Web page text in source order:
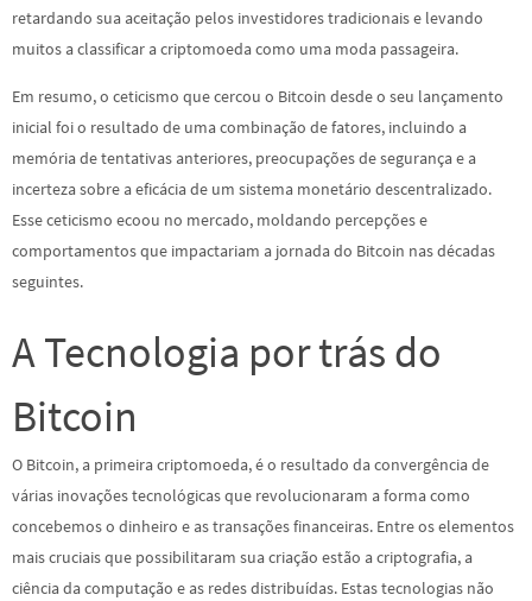
retardando sua aceitação pelos investidores tradicionais e levando
muitos a classificar a criptomoeda como uma moda passageira.
Em resumo, o ceticismo que cercou o Bitcoin desde o seu lançamento
inicial foi o resultado de uma combinação de fatores, incluindo a
memória de tentativas anteriores, preocupações de segurança e a
incerteza sobre a eficácia de um sistema monetário descentralizado.
Esse ceticismo ecoou no mercado, moldando percepções e
comportamentos que impactariam a jornada do Bitcoin nas décadas
seguintes.
A Tecnologia por trás do
Bitcoin
O Bitcoin, a primeira criptomoeda, é o resultado da convergência de
várias inovações tecnológicas que revolucionaram a forma como
concebemos o dinheiro e as transações financeiras. Entre os elementos
mais cruciais que possibilitaram sua criação estão a criptografia, a
ciência da computação e as redes distribuídas. Estas tecnologias não